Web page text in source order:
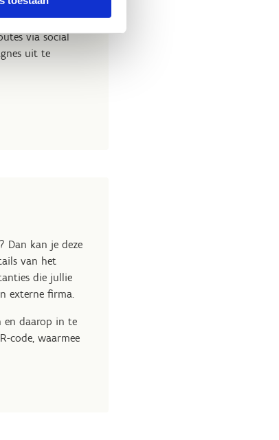
drukken ter
via social
uit te
Dan kan je deze
van het
die jullie
externe firma.
en daarop in te
code, waarmee